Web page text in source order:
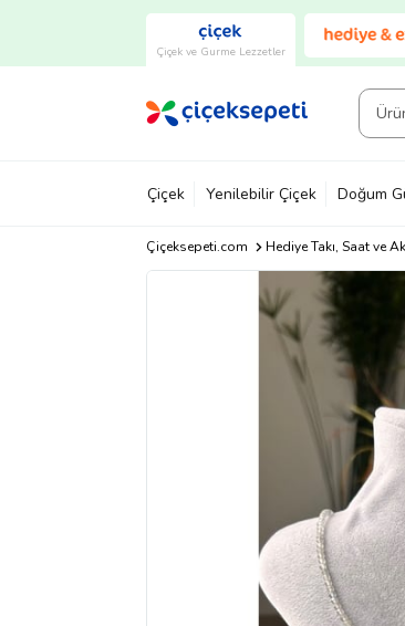
Çiçek ve Gurme Lezzetler
Çiçek Yenilebilir Çiçek Doğum
Çiçeksepeti.com Hediye Takı, Saat ve